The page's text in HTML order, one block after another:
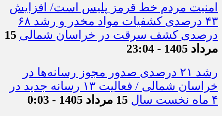
امنیت مردم خط قرمز پلیس است/ افزایش
۴۳ درصدی کشفیات مواد مخدر و رشد ۶۸
درصدی کشف سرقت در خراسان شمالی 15
مرداد 1405 - 23:04
رشد ۲۱ درصدی صدور مجوز رسانه‌ها در
خراسان شمالی / فعالیت ۱۳ رسانه جدید در
۴ ماه نخست سال
15 مرداد 1405 - 0:03